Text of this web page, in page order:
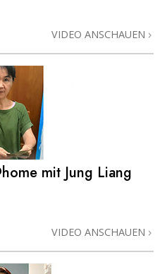
VIDEO ANSCHAUEN
mit Jung Liang
VIDEO ANSCHAUEN